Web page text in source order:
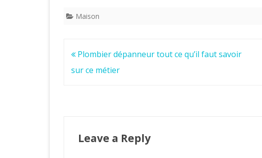
Maison
Post
navigation
Plombier dépanneur tout ce qu’il faut savoir
sur ce métier
Leave a Reply